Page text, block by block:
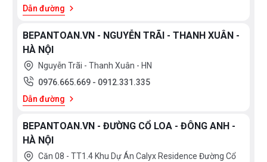
Dẫn đường
BEPANTOAN.VN - NGUYỄN TRÃI - THANH XUÂN -
HÀ NỘI
Nguyễn Trãi - Thanh Xuân - HN
0976.665.669 - 0912.331.335
Dẫn đường
BEPANTOAN.VN - ĐƯỜNG CỔ LOA - ĐÔNG ANH -
HÀ NỘI
Căn 08 - TT1.4 Khu Dự Án Calyx Residence Đường Cổ